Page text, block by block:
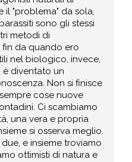
il "problema" da sola,
sono gli stessi
metodi di
da quando ero
nel biologico, invece,
diventato un
Non si finisce
cose nuove
Ci scambiamo
una vera e propria
si osserva meglio.
e insieme troviamo
ottimisti di natura e